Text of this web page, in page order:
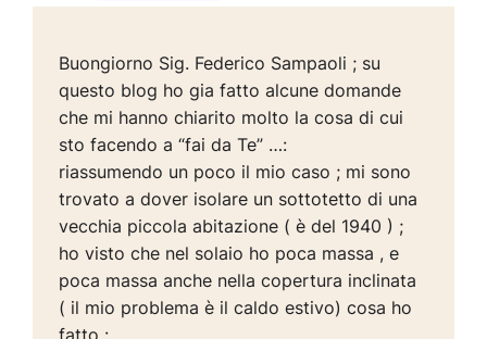
Buongiorno Sig. Federico Sampaoli ; su
questo blog ho gia fatto alcune domande
che mi hanno chiarito molto la cosa di cui
sto facendo a “fai da Te” …:
riassumendo un poco il mio caso ; mi sono
trovato a dover isolare un sottotetto di una
vecchia piccola abitazione ( è del 1940 ) ;
ho visto che nel solaio ho poca massa , e
poca massa anche nella copertura inclinata
( il mio problema è il caldo estivo) cosa ho
fatto :